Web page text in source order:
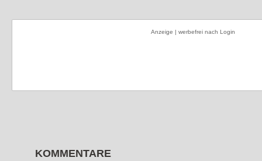
Anzeige | werbefrei nach Login
KOMMENTARE